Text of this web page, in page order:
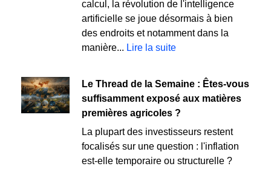
calcul, la révolution de l'intelligence
artificielle se joue désormais à bien
des endroits et notamment dans la
manière... Lire la suite
Le Thread de la Semaine : Êtes-vous
suffisamment exposé aux matières
premières agricoles ?
La plupart des investisseurs restent
focalisés sur une question : l'inflation
est-elle temporaire ou structurelle ?